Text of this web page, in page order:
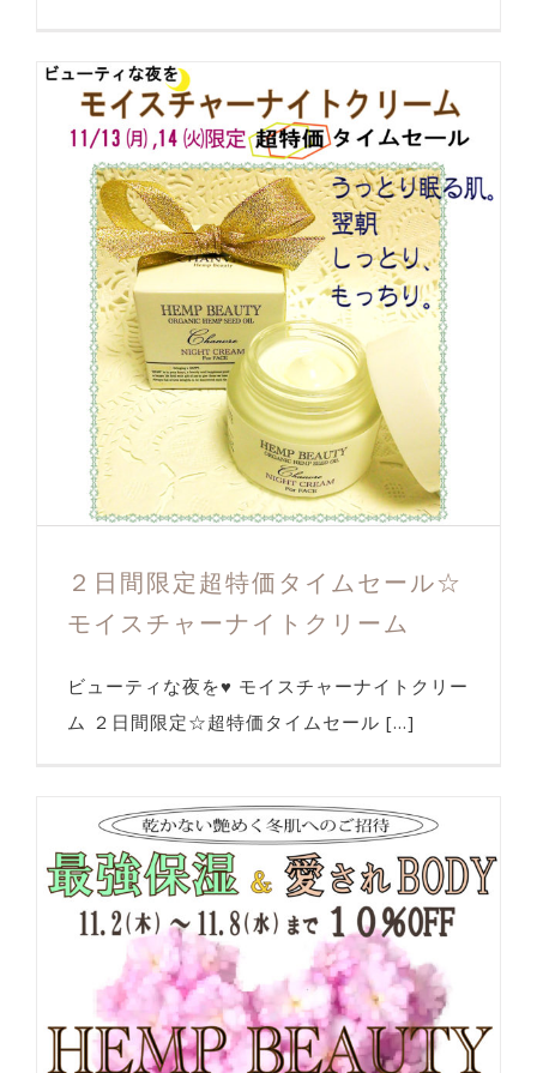
２日間限定超特価タイムセール☆
モイスチャーナイトクリーム
ビューティな夜を♥ モイスチャーナイトクリー
ム ２日間限定☆超特価タイムセール [...]